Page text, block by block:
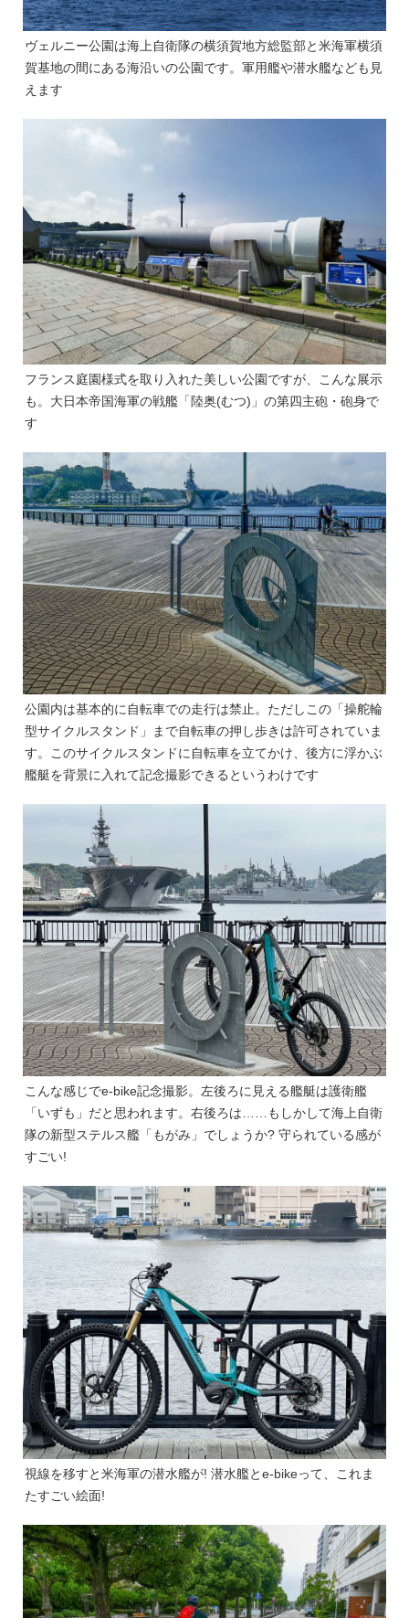
ヴェルニー公園は海上自衛隊の横須賀地方総監部と米海軍横須
賀基地の間にある海沿いの公園です。軍用艦や潜水艦なども見
えます
フランス庭園様式を取り入れた美しい公園ですが、こんな展示
も。大日本帝国海軍の戦艦「陸奥(むつ)」の第四主砲・砲身で
す
公園内は基本的に自転車での走行は禁止。ただしこの「操舵輪
型サイクルスタンド」まで自転車の押し歩きは許可されていま
す。このサイクルスタンドに自転車を立てかけ、後方に浮かぶ
艦艇を背景に入れて記念撮影できるというわけです
こんな感じでe-bike記念撮影。左後ろに見える艦艇は護衛艦
「いずも」だと思われます。右後ろは……もしかして海上自衛
隊の新型ステルス艦「もがみ」でしょうか? 守られている感が
すごい!
視線を移すと米海軍の潜水艦が! 潜水艦とe-bikeって、これま
たすごい絵面!